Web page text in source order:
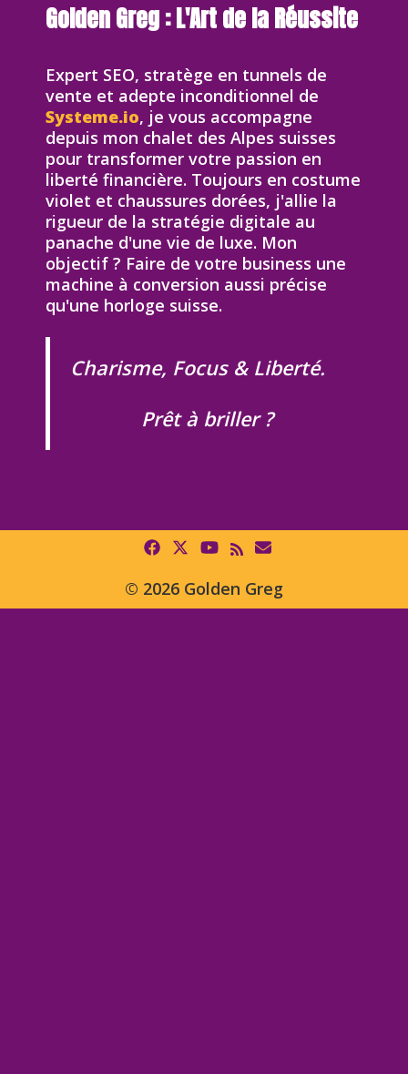
Golden Greg : L'Art de la Réussite
Expert SEO, stratège en tunnels de
vente et adepte inconditionnel de
Systeme.io, je vous accompagne
depuis mon chalet des Alpes suisses
pour transformer votre passion en
liberté financière. Toujours en costume
violet et chaussures dorées, j'allie la
rigueur de la stratégie digitale au
panache d'une vie de luxe. Mon
objectif ? Faire de votre business une
machine à conversion aussi précise
qu'une horloge suisse.
Charisme, Focus & Liberté.
Prêt à briller ?
© 2026 Golden Greg